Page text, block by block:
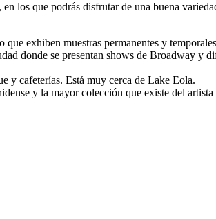
los que podrás disfrutar de una buena
que exhiben muestras permanentes y
donde se presentan shows de Broadway y
y cafeterías. Está muy cerca de Lake Eola.
y la mayor colección que existe del